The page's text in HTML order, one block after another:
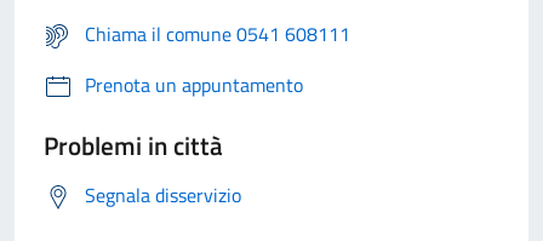
Chiama il comune 0541 608111
Prenota un appuntamento
Problemi in città
Segnala disservizio